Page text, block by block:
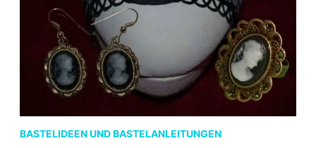
BASTELIDEEN UND BASTELANLEITUNGEN